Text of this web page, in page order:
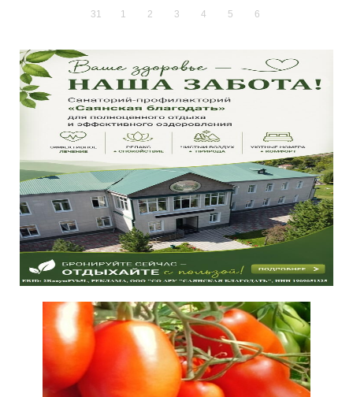
31 1 2 3 4 5 6